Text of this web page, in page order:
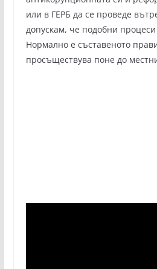
или в ГЕРБ да се проведе
допускам, че подобни
Нормално е съставеното
просъществува поне до